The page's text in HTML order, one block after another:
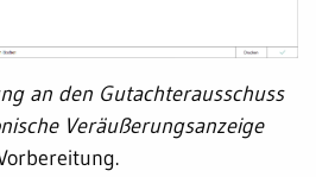
an den Gutachterausschuss
Veräußerungsanzeige